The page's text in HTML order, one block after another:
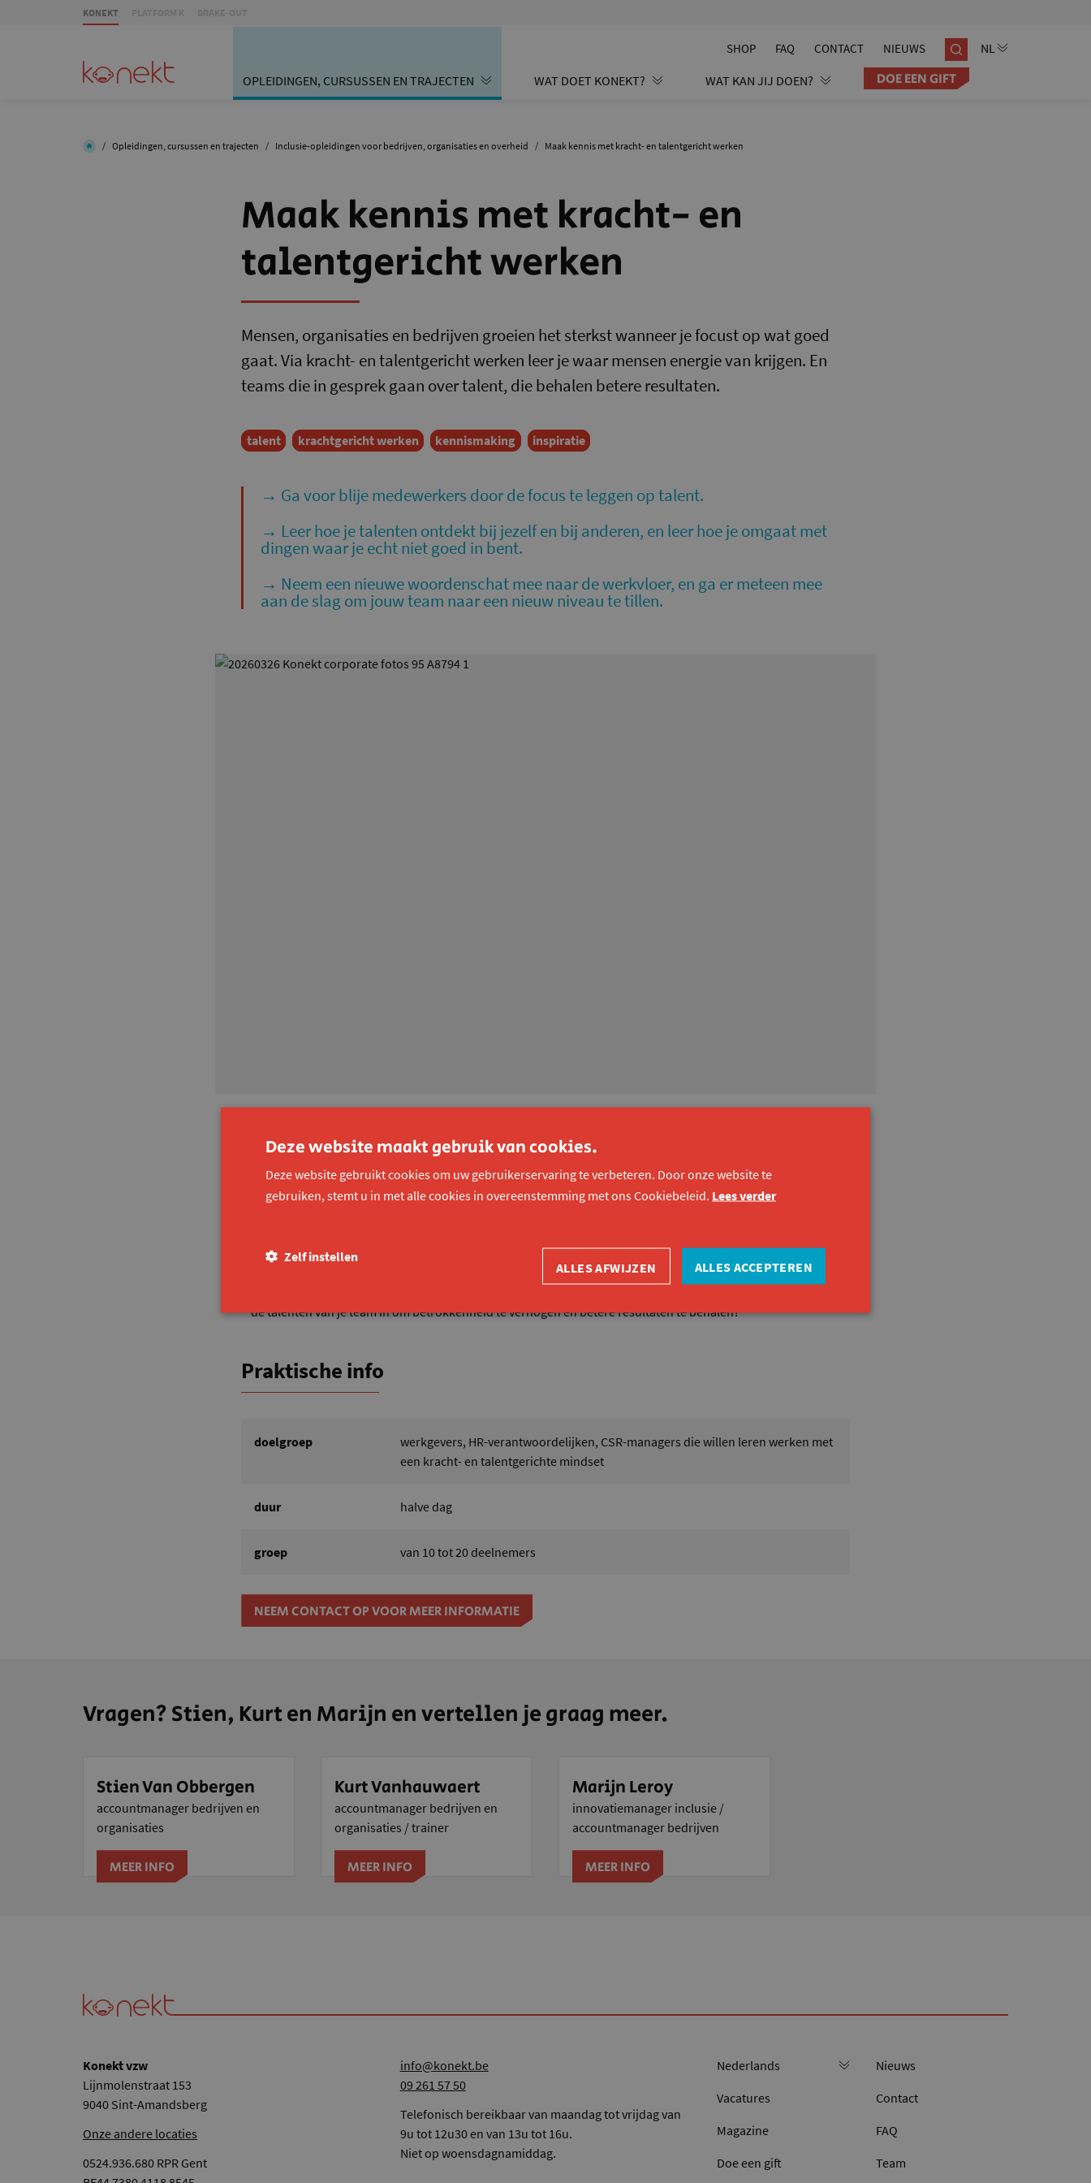
KONEKT
SHOP FAQ CONTACT NIEUWS
OPLEIDINGEN, CURSUSSEN EN TRAJECTEN WAT DOET KONEKT? WAT KAN JIJ DOEN? DOE EEN GIFT
/ Opleidingen, cursussen en trajecten / Inclusie-opleidingen voor bedrijven, organisaties en overheid / Maak kennis met kracht- en talentgericht werken
Maak kennis met kracht- en
talentgericht werken
Mensen, organisaties en bedrijven groeien het sterkst wanneer je focust op wat goed
gaat. Via kracht- en talentgericht werken leer je waar mensen energie van krijgen. En
teams die in gesprek gaan over talent, die behalen betere resultaten.
talent krachtgericht werken kennismaking inspiratie
→ Ga voor blije medewerkers door de focus te leggen op talent.
→ Leer hoe je talenten ontdekt bij jezelf en bij anderen, en leer hoe je omgaat met
dingen waar je echt niet goed in bent.
→ Neem een nieuwe woordenschat mee naar de werkvloer, en ga er meteen mee
aan de slag om jouw team naar een nieuw niveau te tillen.
Programma
Positieve psychologie:We duiken samen in de oorsprong van het talentdenken en de positieve
psychologie. Daarbij staan we stil bij de denkkaders van oplossingsgericht versus probleemoplossend
Talenten:
Wat zijn talenten? We maken kennis met de definitie van Luk Dewulf. We ontdekken onze eigen
talenten en gaan hierover in gesprek.
de talenten van je team in om betrokkenheid te verhogen en betere resultaten te behalen?
Praktische info
doelgroep
werkgevers, HR-verantwoordelijken, CSR-managers die willen leren werken met
een kracht- en talentgerichte mindset
duur halve dag
groep van 10 tot 20 deelnemers
NEEM CONTACT OP VOOR MEER INFORMATIE
Vragen? Stien, Kurt en Marijn en vertellen je graag meer.
Stien Van Obbergen
accountmanager bedrijven en
organisaties
MEER INFO
Kurt Vanhauwaert
accountmanager bedrijven en
organisaties / trainer
MEER INFO
Marijn Leroy
innovatiemanager inclusie /
accountmanager bedrijven
MEER INFO
Konekt vzw
Lijnmolenstraat 153
9040 Sint-Amandsberg
Onze andere locaties
0524.936.680 RPR Gent
info@konekt.be
09 261 57 50
Telefonisch bereikbaar van maandag tot vrijdag van
9u tot 12u30 en van 13u tot 16u.
Niet op woensdagnamiddag.
Vacatures
Magazine
Doe een gift
Nieuws
Contact
FAQ
Team
Deze website maakt gebruik van cookies.
Deze website gebruikt cookies om uw gebruikerservaring te verbeteren. Door onze website te
gebruiken, stemt u in met alle cookies in overeenstemming met ons Cookiebeleid. Lees verder
ALLES ACCEPTEREN
ALLES AFWIJZEN
Zelf instellen